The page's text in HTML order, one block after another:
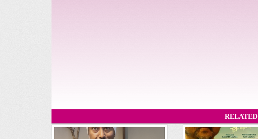
RELATED